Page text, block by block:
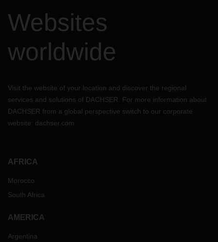
Websites
worldwide
Visit the website of your location and discover the regional
services and solutions of DACHSER. For more information about
DACHSER from a global perspective switch to our corporate
website: dachser.com
AFRICA
Morocco
South Africa
AMERICA
Argentina